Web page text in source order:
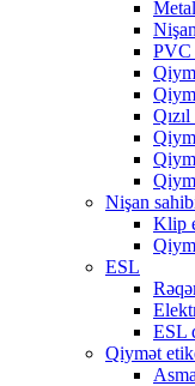
PVC
Nişan
Klip
ESL
ESL
Qiymət